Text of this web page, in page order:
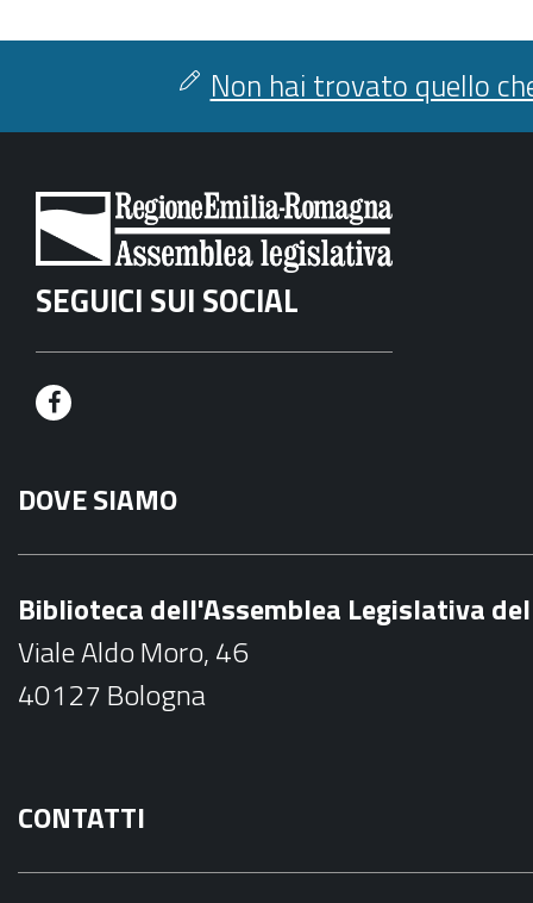
Non hai trovato quello
SEGUICI SUI SOCIAL
F
c
e
o
k
DOVE SIAMO
Biblioteca dell'Assemblea Legislativa
Viale Aldo Moro, 46
40127 Bologna
CONTATTI